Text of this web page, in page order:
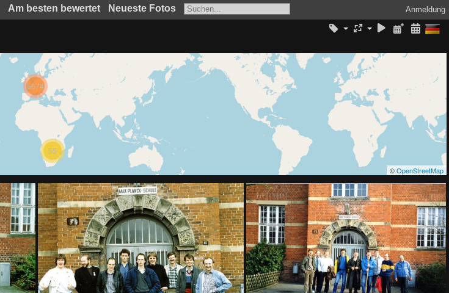
Am besten bewertet Neueste Fotos Anmeldung
55
5674
©OpenStreetMap